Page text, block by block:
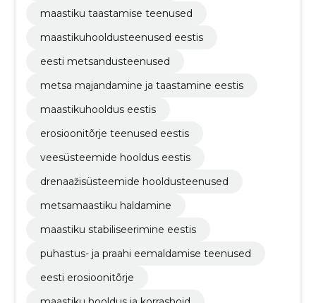
maastiku taastamise teenused
maastikuhooldusteenused eestis
eesti metsandusteenused
metsa majandamine ja taastamine eestis
maastikuhooldus eestis
erosioonitõrje teenused eestis
veesüsteemide hooldus eestis
drenaažisüsteemide hooldusteenused
metsamaastiku haldamine
maastiku stabiliseerimine eestis
puhastus- ja praahi eemaldamise teenused
eesti erosioonitõrje